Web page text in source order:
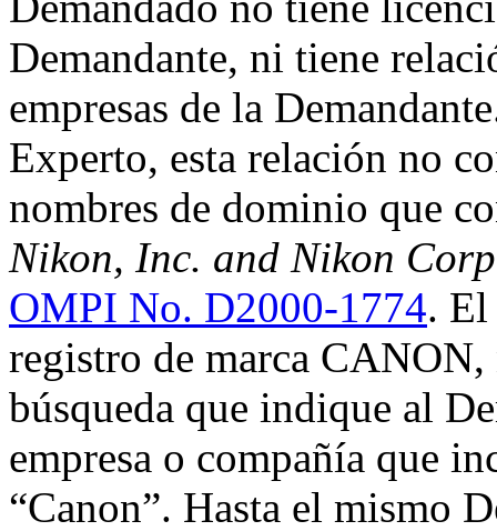
Demandante, ni tiene
empresas de la
Experto, esta relación no
nombres de dominio que
Nikon, Inc. and Nikon
OMPI No. D2000-1774. El
registro de marca
búsqueda que indique al
empresa o compañía que
“Canon”. Hasta el mismo